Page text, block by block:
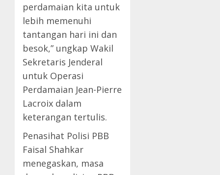
perdamaian kita untuk
lebih memenuhi
tantangan hari ini dan
besok,” ungkap Wakil
Sekretaris Jenderal
untuk Operasi
Perdamaian Jean-Pierre
Lacroix dalam
keterangan tertulis.
Penasihat Polisi PBB
Faisal Shahkar
menegaskan, masa